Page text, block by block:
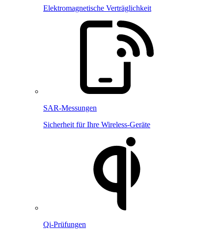
Elektromagnetische Verträglichkeit
SAR-Messungen
Sicherheit für Ihre Wireless-Geräte
Qi-Prüfungen